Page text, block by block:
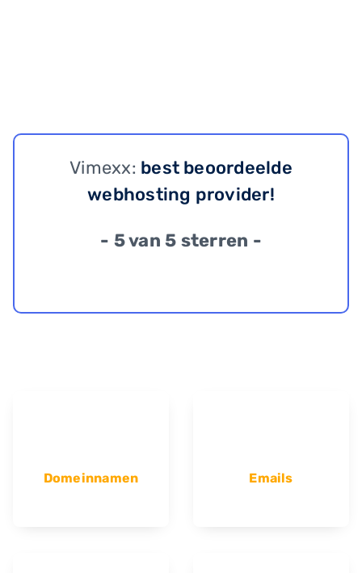
Vimexx: best beoordeelde
webhosting provider!
- 5 van 5 sterren -
Domeinnamen Emails